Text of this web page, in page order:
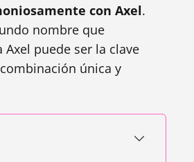
con Axel.
nombre que
puede ser la clave
única y